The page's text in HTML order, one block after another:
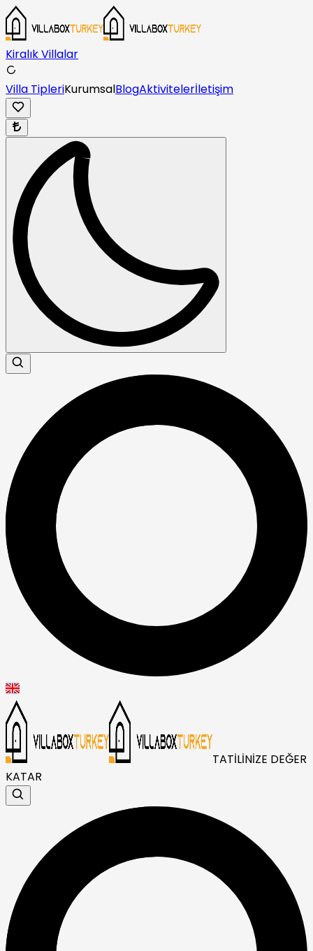
Kiralık Villalar
Villa TipleriKurumsalBlogAktivitelerİletişim
TATİLİNİZE DEĞER
KATAR